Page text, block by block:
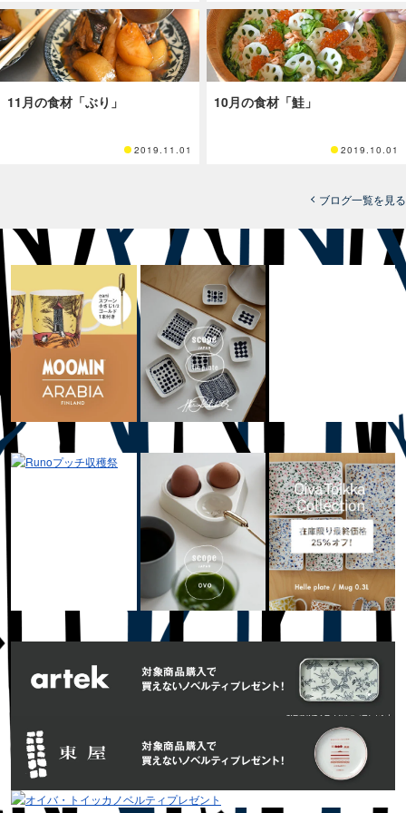
11月の食材「ぶり」
2019.11.01
10月の食材「鮭」
2019.10.01
ブログ一覧を見る